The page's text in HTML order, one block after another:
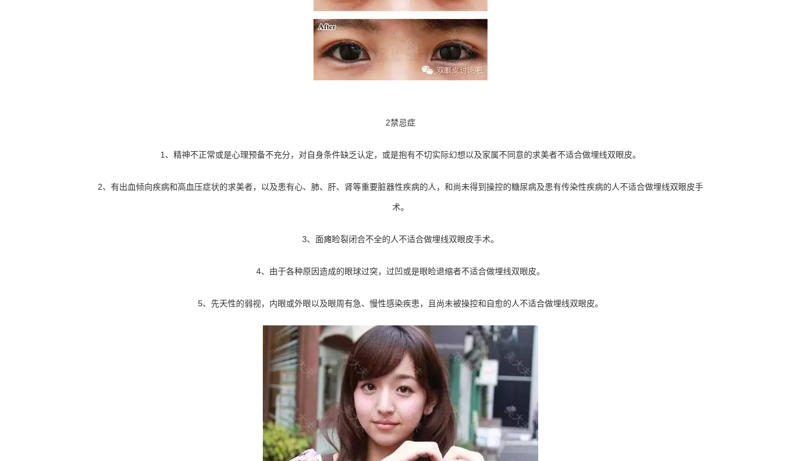
2禁忌症
1、精神不正常或是心理预备不充分，对自身条件缺乏认定，或是抱有不切实际幻想以及家属不同意的求美者不适合做埋线双眼皮。
2、有出血倾向疾病和高血压症状的求美者，以及患有心、肺、肝、肾等重要脏器性疾病的人，和尚未得到操控的糖尿病及患有传染性疾病的人不适合做埋线双眼皮手
术。
3、面瘫睑裂闭合不全的人不适合做埋线双眼皮手术。
4、由于各种原因造成的眼球过突，过凹或是眼睑退缩者不适合做埋线双眼皮。
5、先天性的弱视，内眼或外眼以及眼周有急、慢性感染疾患，且尚未被操控和自愈的人不适合做埋线双眼皮。